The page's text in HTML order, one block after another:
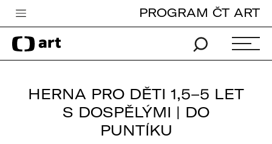
Česká televize
Zpravodajství
PROGRAM ČT ART
HERNA PRO DĚTI 1,5–5 LET
S DOSPĚLÝMI | DO
PUNTÍKU